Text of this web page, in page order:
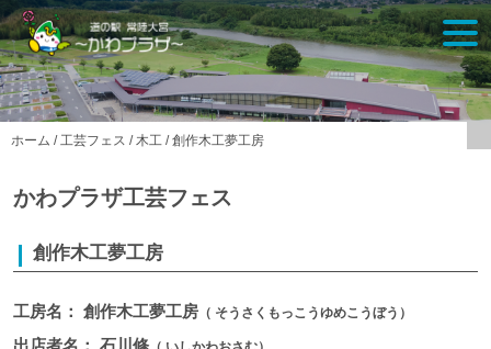
Skip
to
content
ホーム / 工芸フェス / 木工 /創作木工夢工房
かわプラザ工芸フェス
創作木工夢工房
工房名： 創作木工夢工房 （ そうさくもっこうゆめこうぼう）
出店者名： 石川修